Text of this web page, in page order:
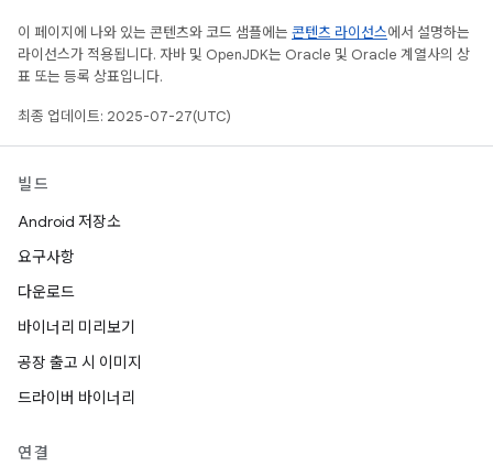
이 페이지에 나와 있는 콘텐츠와 코드 샘플에는 콘텐츠 라이선스에서 설명하는
라이선스가 적용됩니다. 자바 및 OpenJDK는 Oracle 및 Oracle 계열사의 상
표 또는 등록 상표입니다.
최종 업데이트: 2025-07-27(UTC)
빌드
Android 저장소
요구사항
다운로드
바이너리 미리보기
공장 출고 시 이미지
드라이버 바이너리
연결